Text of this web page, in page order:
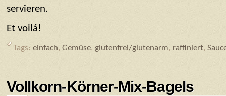
servieren.
Et voilá!
Tags: einfach, Gemüse, glutenfrei/glutenarm, raffiniert,
Vollkorn-Körner-Mix-Bagels